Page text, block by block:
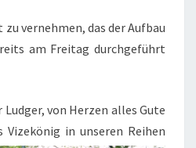
vernehmen, das der Aufbau
am Freitag durchgeführt
von Herzen alles Gute
in unseren Reihen